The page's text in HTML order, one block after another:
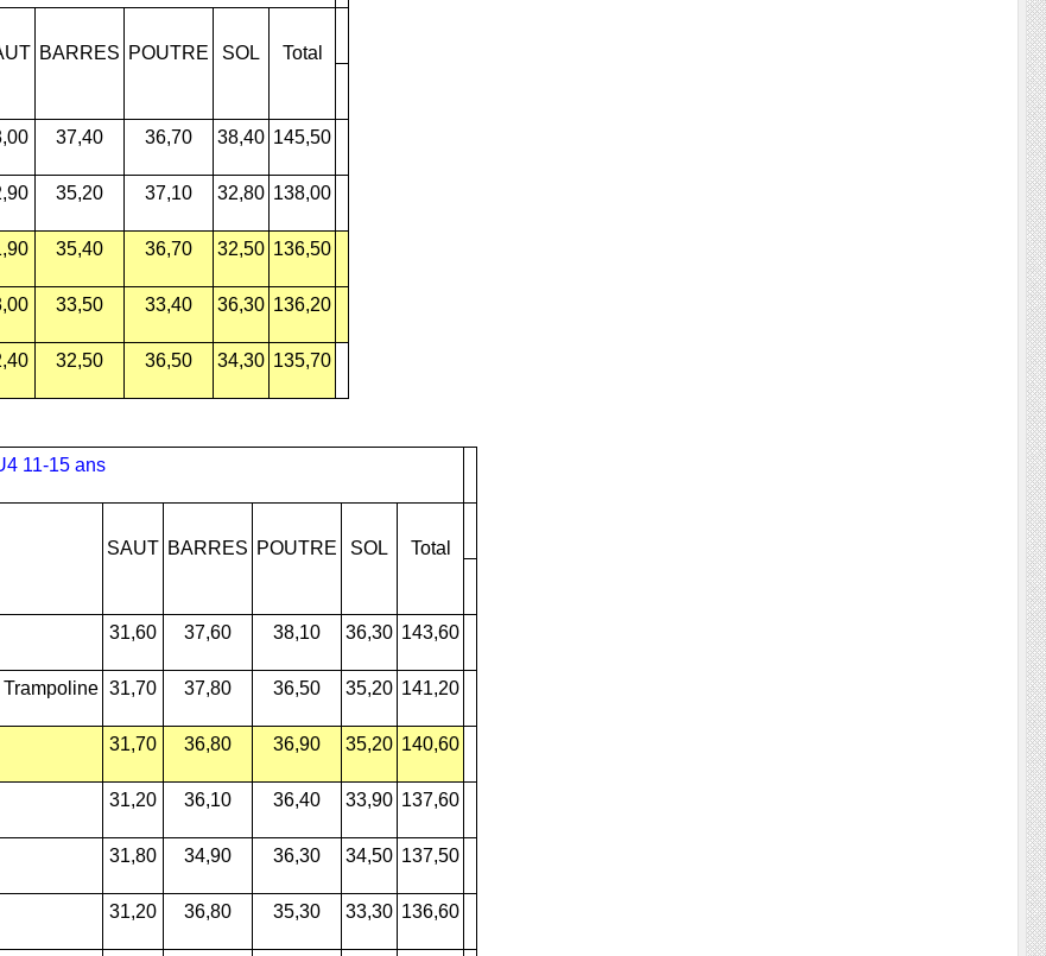
BARRES POUTRE SOL Total
37,40 36,70 38,40 145,50
35,20 37,10 32,80 138,00
35,40 36,70 32,50 136,50
33,50 33,40 36,30 136,20
32,50 36,50 34,30 135,70
11-15 ans
SAUT BARRES POUTRE SOL Total
31,60 37,60 38,10 36,30 143,60
31,70 37,80 36,50 35,20 141,20
31,70 36,80 36,90 35,20 140,60
31,20 36,10 36,40 33,90 137,60
31,80 34,90 36,30 34,50 137,50
31,20 36,80 35,30 33,30 136,60